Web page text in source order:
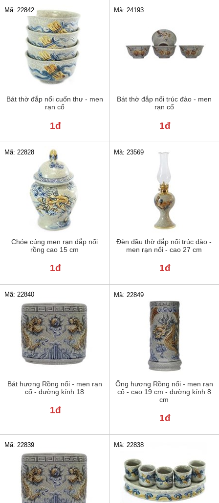
Bát thờ đắp nổi cuốn thư - men
rạn cổ
Mã: 22842
1đ
Bát thờ đắp nổi trúc đào - men
rạn cổ
Mã: 24193
1đ
Chóe cúng men rạn đắp nổi
rồng cao 15 cm
Mã: 22828
1đ
Đèn dầu thờ đắp nổi trúc đào -
men rạn nổi - cao 27 cm
Mã: 23569
1đ
Bát hương Rồng nổi - men rạn
cổ - đường kính 18
Mã: 22840
1đ
Ống hương Rồng nổi - men rạn
cổ - cao 19 cm - đường kính 8
cm
Mã: 22849
1đ
Mã: 22839 Mã: 22838